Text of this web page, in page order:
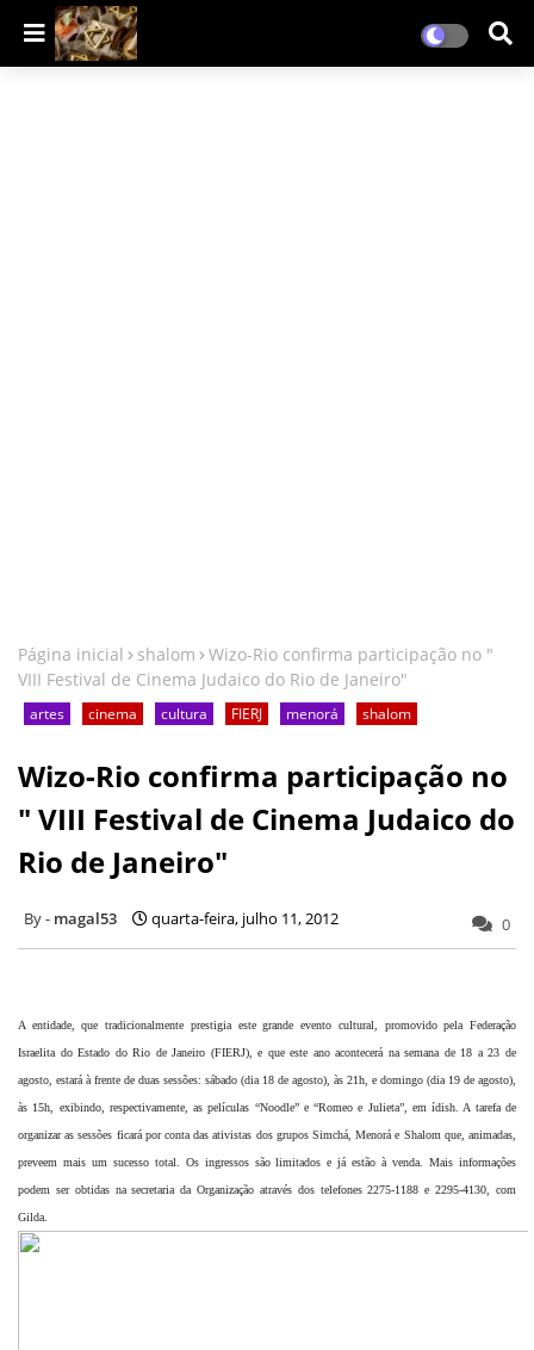
Página inicial shalom
Wizo-Rio confirma participação no "
VIII Festival de Cinema Judaico do Rio de Janeiro"
artes cinema cultura FIERJ menorá shalom
Wizo-Rio confirma participação no
" VIII Festival de Cinema Judaico do
Rio de Janeiro"
magal53 quarta-feira, julho 11, 2012 0
A entidade, que tradicionalmente prestigia este grande evento cultural, promovido pela Federação
Israelita do Estado do Rio de Janeiro (FIERJ), e que este ano acontecerá na semana de 18 a 23 de
agosto, estará à frente de duas sessões: sábado (dia 18 de agosto), às 21h, e domingo (dia 19 de agosto),
às 15h, exibindo, respectivamente, as películas “Noodle” e “Romeo e Julieta”, em ídish. A tarefa de
organizar as sessões ficará por conta das ativistas dos grupos Simchá, Menorá e Shalom que, animadas,
preveem mais um sucesso total. Os ingressos são limitados e já estão à venda. Mais informações
podem ser obtidas na secretaria da Organização através dos telefones 2275-1188 e 2295-4130, com
Gilda.